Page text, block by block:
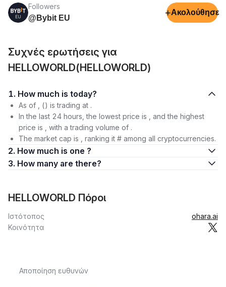
Followers
@Bybit EU
+Ακολούθησε
Συχνές ερωτήσεις για
HELLOWORLD(HELLOWORLD)
1. How much is today?
As of , () is trading at .
In the last 24 hours, the lowest price is , and the highest
price is , with a trading volume of .
The market cap is , ranking it # among all cryptocurrencies.
2. How much is one ?
3. How many are there?
HELLOWORLD Πόροι
Ιστότοπος
ohara.ai
Κοινότητα
Αποποίηση ευθυνών